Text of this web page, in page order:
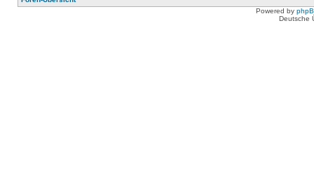
Powered by
Deutsche